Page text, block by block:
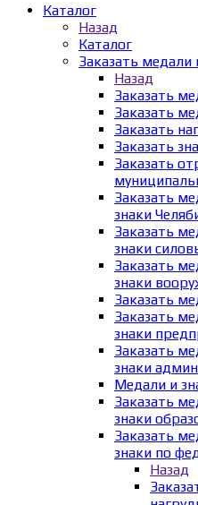
Каталог
Назад
Каталог
Заказать медали
Назад
Заказать
Заказать
Заказать
Заказать
Заказать
Заказать
знаки
Заказать
знаки
Заказать
знаки
Заказать
Заказать
знаки
Заказать
знаки
Медали и
Заказать
знаки
Заказать
знаки по
Назад